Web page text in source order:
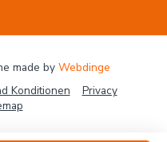
Konditionen
Privacy
made by Webdinge